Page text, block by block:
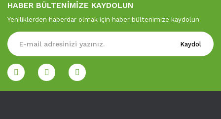
HABER BÜLTENİMİZE KAYDOLUN
Yeniliklerden haberdar olmak için haber bültenimize kaydolun
Kaydol